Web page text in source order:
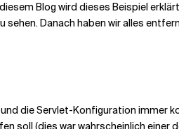
diesem Blog wird dieses Beispiel
Danach haben wir alles
die Servlet-Konfiguration immer
soll (dies war wahrscheinlich einer